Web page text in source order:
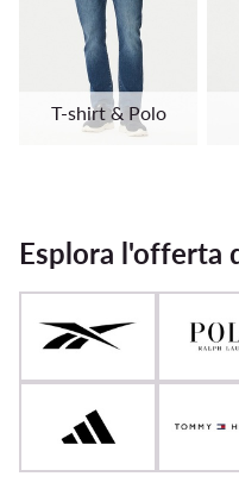
T-shirt & Polo
Esplora l'offerta